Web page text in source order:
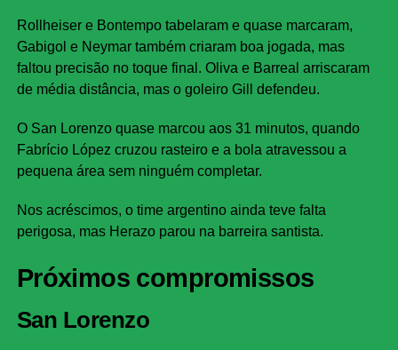
Rollheiser e Bontempo tabelaram e quase marcaram,
Gabigol e Neymar também criaram boa jogada, mas
faltou precisão no toque final. Oliva e Barreal arriscaram
de média distância, mas o goleiro Gill defendeu.
O San Lorenzo quase marcou aos 31 minutos, quando
Fabrício López cruzou rasteiro e a bola atravessou a
pequena área sem ninguém completar.
Nos acréscimos, o time argentino ainda teve falta
perigosa, mas Herazo parou na barreira santista.
Próximos compromissos
San Lorenzo